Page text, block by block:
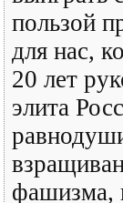
пользой
для нас,
20 лет
элита
фашизма,